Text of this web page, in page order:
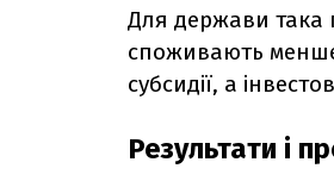
Для держави така
споживають менше
субсидії, а
Результати і